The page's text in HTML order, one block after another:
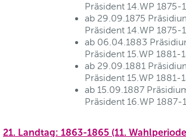
Präsident 14.WP 1875-
ab 29.09.1875
Präsident 14.WP 1875-
ab 06.04.1883
Präsident 15.WP
ab 29.09.1881
Präsident 15.WP 1881-
ab 15.09.1887
Präsident 16.WP 1887-
21. Landtag: 1863-1865 (11.